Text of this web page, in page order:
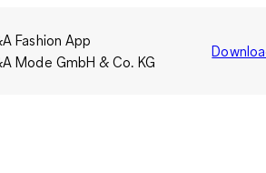
Fashion App
Mode GmbH & Co. KG